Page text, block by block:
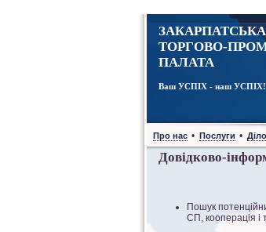
ЗАКАРПАТСЬКА
ТОРГОВО-
ПАЛАТА
Ваш УСПІХ - наш УСПІХ!
Про нас • Послуги •
Довідково-
Пошук
СП, кооперація і